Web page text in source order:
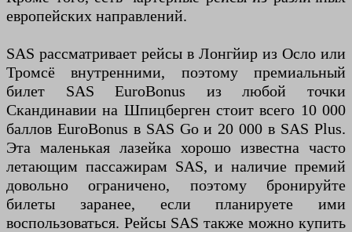
европейских направлений.
SAS рассматривает рейсы в Лонгйир из Осло или
Тромсё внутренними, поэтому премиальный
билет SAS EuroBonus из любой точки
Скандинавии на Шпицберген стоит всего 10 000
баллов EuroBonus в SAS Go и 20 000 в SAS Plus.
Эта маленькая лазейка хорошо известна часто
летающим пассажирам SAS, и наличие премий
довольно ограничено, поэтому бронируйте
билеты заранее, если планируете ими
воспользоваться. Рейсы SAS также можно купить